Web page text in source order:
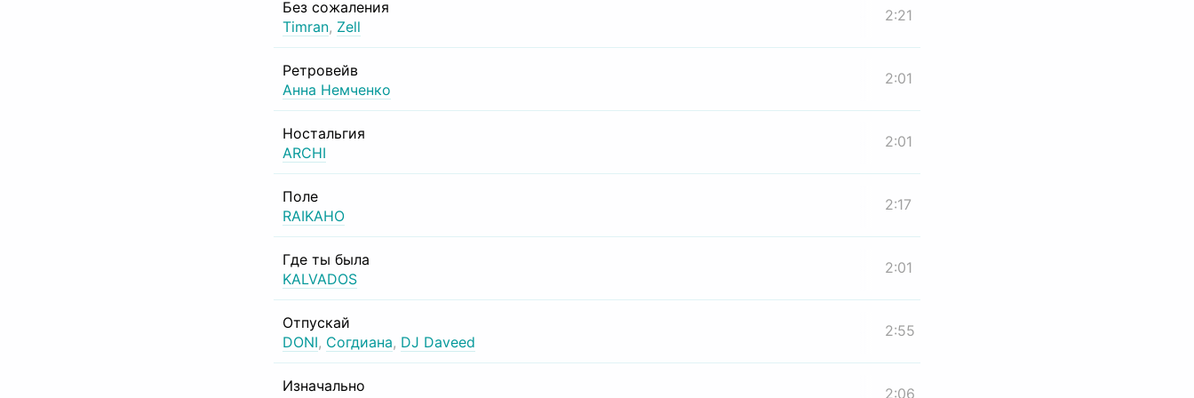
Без сожаления
Timran, Zell
2:21
Ретровейв
Анна Немченко
2:01
Ностальгия
ARCHI
2:01
Поле
RAIKAHO
2:17
Где ты была
KALVADOS
2:01
Отпускай
DONI, Согдиана, DJ Daveed
2:55
Изначально
2:06